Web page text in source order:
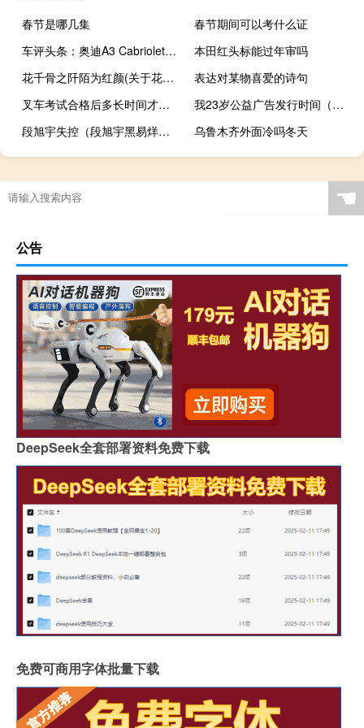
春节是哪几集
春节期间可以考什么证
车评头条：奥迪A3 Cabriolet首试：敞开心扉的纯粹
本田红头标能过年审吗
花千骨之阡陌为红颜(关于花千骨之阡陌为红颜简述)
表达对某物喜爱的诗句
叉车考试合格后多长时间才能拿证
我23岁公益广告发行时间（我23岁公益广告）
段旭宇失控（段旭宇黑易烊千玺）
乌鲁木齐外面冷吗冬天
☚
公告
DeepSeek全套部署资料免费下载
免费可商用字体批量下载